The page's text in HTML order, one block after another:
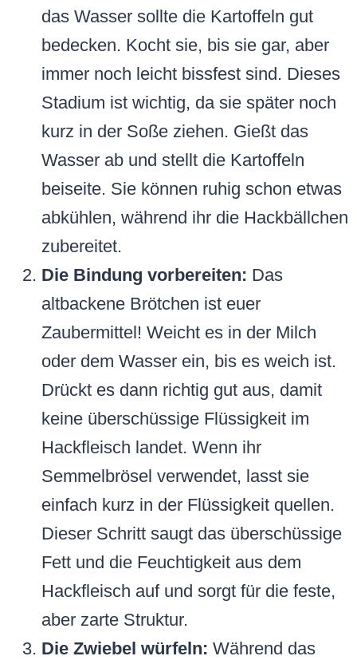
das Wasser sollte die Kartoffeln gut
bedecken. Kocht sie, bis sie gar, aber
immer noch leicht bissfest sind. Dieses
Stadium ist wichtig, da sie später noch
kurz in der Soße ziehen. Gießt das
Wasser ab und stellt die Kartoffeln
beiseite. Sie können ruhig schon etwas
abkühlen, während ihr die Hackbällchen
zubereitet.
Die Bindung vorbereiten: Das
altbackene Brötchen ist euer
Zaubermittel! Weicht es in der Milch
oder dem Wasser ein, bis es weich ist.
Drückt es dann richtig gut aus, damit
keine überschüssige Flüssigkeit im
Hackfleisch landet. Wenn ihr
Semmelbrösel verwendet, lasst sie
einfach kurz in der Flüssigkeit quellen.
Dieser Schritt saugt das überschüssige
Fett und die Feuchtigkeit aus dem
Hackfleisch auf und sorgt für die feste,
aber zarte Struktur.
Die Zwiebel würfeln: Während das